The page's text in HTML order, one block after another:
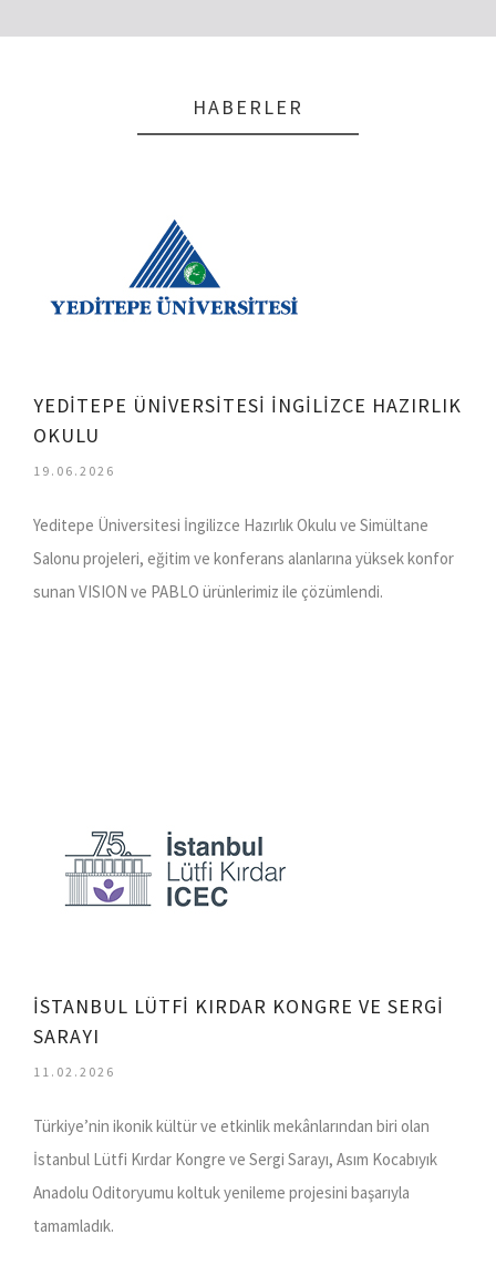
HABERLER
YEDİTEPE ÜNİVERSİTESİ İNGİLİZCE HAZIRLIK
OKULU
19.06.2026
Yeditepe Üniversitesi İngilizce Hazırlık Okulu ve Simültane
Salonu projeleri, eğitim ve konferans alanlarına yüksek konfor
sunan VISION ve PABLO ürünlerimiz ile çözümlendi.
İSTANBUL LÜTFİ KIRDAR KONGRE VE SERGİ
SARAYI
11.02.2026
Türkiye’nin ikonik kültür ve etkinlik mekânlarından biri olan
İstanbul Lütfi Kırdar Kongre ve Sergi Sarayı, Asım Kocabıyık
Anadolu Oditoryumu koltuk yenileme projesini başarıyla
tamamladık.